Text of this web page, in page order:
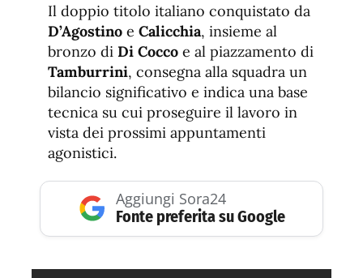
Il doppio titolo italiano conquistato da
D’Agostino e Calicchia, insieme al
bronzo di Di Cocco e al piazzamento di
Tamburrini, consegna alla squadra un
bilancio significativo e indica una base
tecnica su cui proseguire il lavoro in
vista dei prossimi appuntamenti
agonistici.
Aggiungi Sora24
Fonte preferita su Google